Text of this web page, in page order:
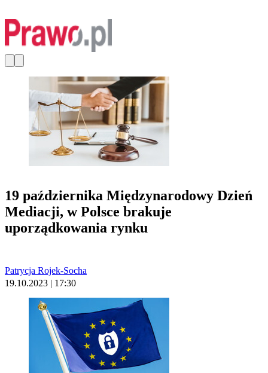
19 października Międzynarodowy Dzień
Mediacji, w Polsce brakuje
uporządkowania rynku
Patrycja Rojek-Socha
19.10.2023 | 17:30